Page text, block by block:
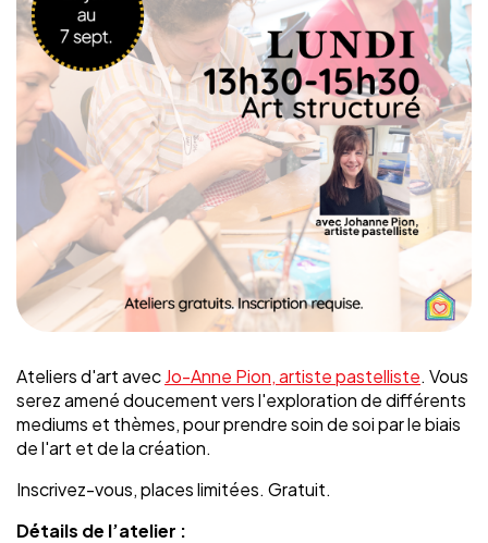
Ateliers d'art avecJo-Anne Pion, artiste pastelliste. Vous
serez amené doucement vers l'exploration de différents
mediums et thèmes, pour prendre soin de soi par le biais
de l'art et de la création.
Inscrivez-vous, places limitées. Gratuit.
Détails de l’atelier :